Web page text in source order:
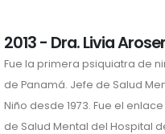
2013 - Dra. Livia
Fue la primera psiquiatra de
de Panamá. Jefe de Salud
Niño desde 1973. Fue el
de Salud Mental del Hospital